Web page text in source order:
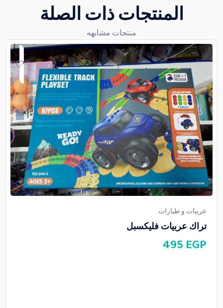
المنتجات ذات الصلة
منتجات مشابهه
عربيات و طيارات
تراك عربيات فليكسبل
495 EGP